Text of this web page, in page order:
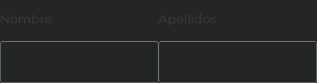
Nombre Apellidos